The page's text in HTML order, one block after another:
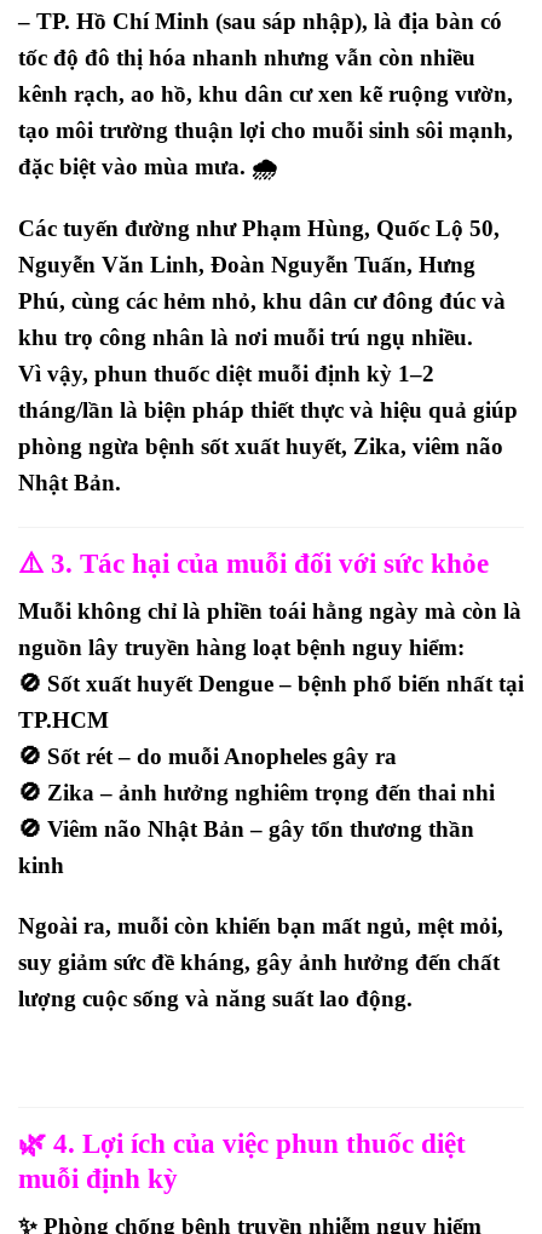
– TP. Hồ Chí Minh (sau sáp nhập), là địa bàn có
tốc độ đô thị hóa nhanh nhưng vẫn còn nhiều
kênh rạch, ao hồ, khu dân cư xen kẽ ruộng vườn,
tạo môi trường thuận lợi cho muỗi sinh sôi mạnh,
đặc biệt vào mùa mưa. 🌧️
Các tuyến đường nhưPhạm Hùng, Quốc Lộ 50,
Nguyễn Văn Linh, Đoàn Nguyễn Tuấn, Hưng
Phú, cùng các hẻm nhỏ, khu dân cư đông đúc và
khu trọ công nhân là nơi muỗi trú ngụ nhiều.
Vì vậy, phun thuốc diệt muỗi định kỳ 1–2
tháng/lần là biện pháp thiết thực và hiệu quả giúp
phòng ngừa bệnh sốt xuất huyết, Zika, viêm não
Nhật Bản.
⚠️ 3. Tác hại của muỗi đối với sức khỏe
Muỗi không chỉ là phiền toái hằng ngày mà còn là
nguồn lây truyền hàng loạt bệnh nguy hiểm:
🚫 Sốt xuất huyết Dengue– bệnh phổ biến nhất tại
TP.HCM
🚫 Sốt rét– do muỗi Anopheles gây ra
🚫 Zika – ảnh hưởng nghiêm trọng đến thai nhi
🚫 Viêm não Nhật Bản – gây tổn thương thần
kinh
Ngoài ra, muỗi còn khiến bạn mất ngủ, mệt mỏi,
suy giảm sức đề kháng, gây ảnh hưởng đến chất
lượng cuộc sống và năng suất lao động.
🌿 4. Lợi ích của việc phun thuốc diệt
muỗi định kỳ
✨ Phòng chống bệnh truyền nhiễm nguy hiểm